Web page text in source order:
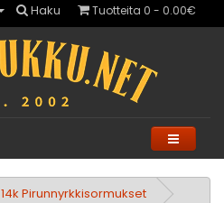
Haku Tuotteita 0 - 0.00€
14k Pirunnyrkkisormukset